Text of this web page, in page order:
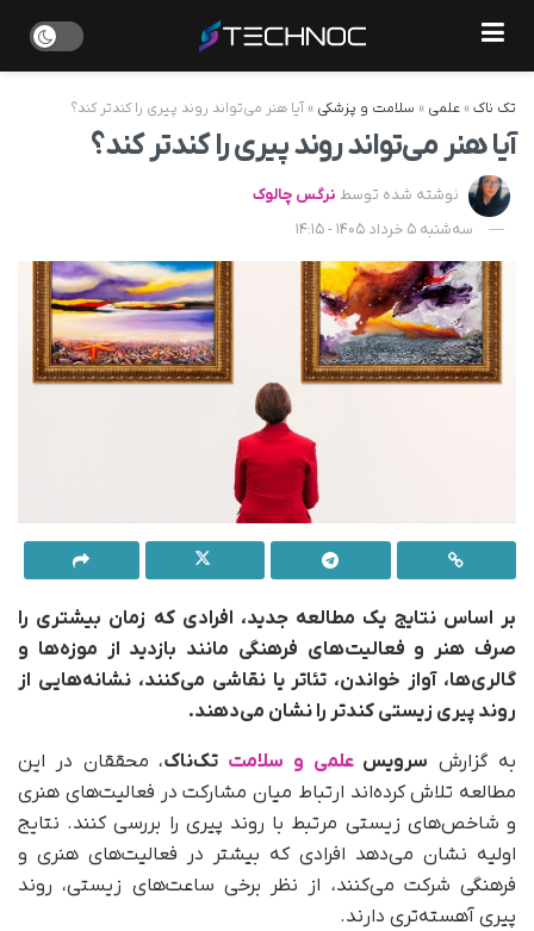
تک ناک» علمی » سلامت و پزشکی » آیا هنر می‌تواند روند پیری را کندتر کند؟
آیا هنر می‌تواند روند پیری را کندتر کند؟
نوشته شده توسط نرگس چالوک
سه‌شنبه 5 خرداد 1405 - 14:15
بر اساس نتایج یک مطالعه جدید، افرادی که زمان بیشتری را
صرف هنر و فعالیت‌های فرهنگی مانند بازدید از موزه‌ها و
گالری‌ها، آواز خواندن، تئاتر یا نقاشی می‌کنند، نشانه‌هایی از
روند پیری زیستی کندتر را نشان می‌دهند.
به گزارش سرویسعلمی و سلامت تک‌ناک، محققان در این
مطالعه تلاش کرده‌اند ارتباط میان مشارکت در فعالیت‌های هنری
و شاخص‌های زیستی مرتبط با روند پیری را بررسی کنند. نتایج
اولیه نشان می‌دهد افرادی که بیشتر در فعالیت‌های هنری و
فرهنگی شرکت می‌کنند، از نظر برخی ساعت‌های زیستی، روند
پیری آهسته‌تری دارند.